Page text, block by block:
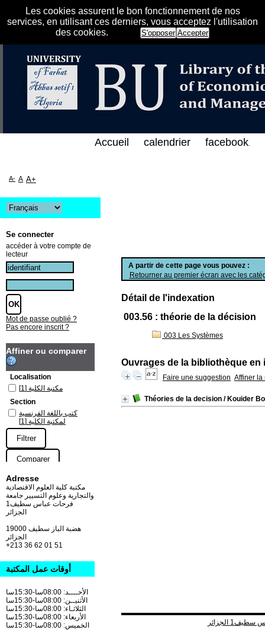
Les cookies assurent le bon fonctionnement de nos
services, en utilisant ces derniers, vous acceptez l'utilisation
des cookies.
S'opposer Accepter
الإلكتروني على الخط المباشر لمكتبة كلية
A partir de cette page vous pouvez :
Retourner au premier écran avec les
Détail de l'indexation
003.56 : théorie de la décision
003 Les Systèmes
Ouvrages de la bibliothèque en
Faire une suggestion Affiner la
Théories de la decision / Kouider
Accueil calendrier facebook.
A- A A+
Se connecter
accéder à votre compte de
lecteur
Mot de passe oublié ?
Pas encore inscrit ?
Affiner ou comparer
Localisation
مكتبة الكلية [1]
Section
كتب باللغة الفرنسية
لمكتبة الكلية [1]
Adresse
مكتبة كلية العلوم الاقتصادية
والتجارية وعلوم التسيير جامعة
فرحات عباس سطيف1
الجزائر
19000 هضبة الباز سطيف
+213 36 62 01 51
أوقات عمل المكتبة
الأحــــد: 08:00سا-15:30سا
الأثنيــن: 08:00سا-15:30سا
الثلاثـاء: 08:00سا-15:30سا
الأربعاء: 08:00سا-15:30سا
الخميس: 08:00سا-15:30سا